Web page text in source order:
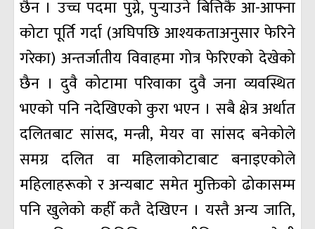
छैन । उच्च पदमा पुग्ने, पुर्‍याउने बित्तिकै आ-आफ्ना
कोटा पूर्ति गर्दा (अघिपछि आश्यकताअनुसार फेरिने
गरेका) अन्तर्जातीय विवाहमा गोत्र फेरिएको देखेको
छैन । दुवै कोटामा परिवाका दुवै जना व्यवस्थित
भएको पनि नदेखिएको कुरा भएन । सबै क्षेत्र अर्थात
दलितबाट सांसद, मन्त्री, मेयर वा सांसद बनेकोले
समग्र दलित वा महिलाकोटाबाट बनाइएकोले
महिलाहरूको र अन्यबाट समेत मुक्तिको ढोकासम्म
पनि खुलेको कहीँ कतै देखिएन । यस्तै अन्य जाति,